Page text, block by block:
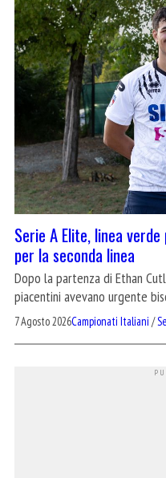
Serie A Elite, linea
per la seconda linea
Dopo la partenza di Ethan
piacentini avevano urgente
7 Agosto 2026Campionati Italiani /